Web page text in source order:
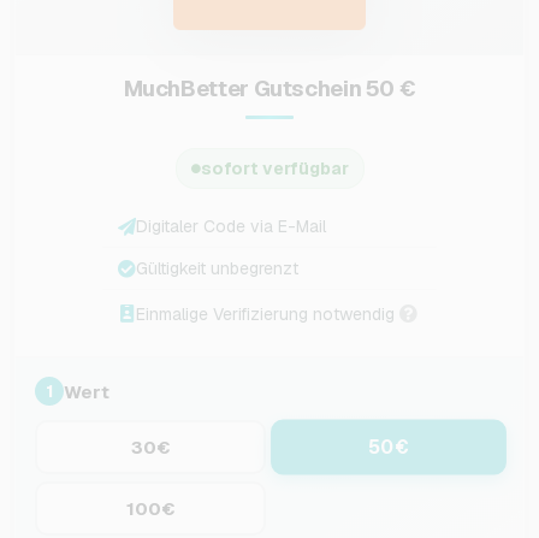
MuchBetter Gutschein 50 €
sofort verfügbar
Digitaler Code via E-Mail
Gültigkeit unbegrenzt
Einmalige Verifizierung notwendig
1 Wert
30€ 50€
100€